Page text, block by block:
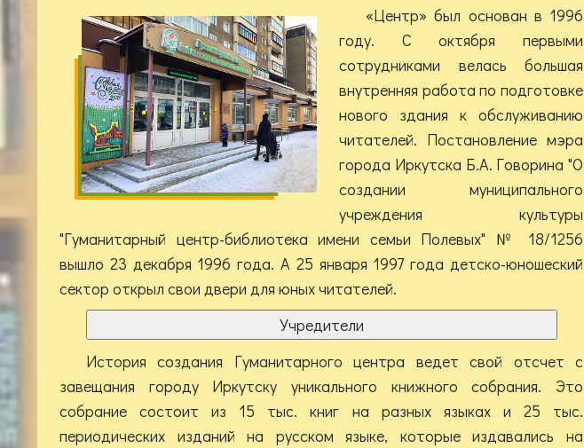
«Центр» был основан в 1996
году. С октября первыми
сотрудниками велась большая
внутренняя работа по подготовке
нового здания к обслуживанию
читателей. Постановление мэра
города Иркутска Б.А. Говорина "О
создании муниципального
учреждения культуры
"Гуманитарный центр-библиотека имени семьи Полевых" № 18/1256
вышло 23 декабря 1996 года. А 25 января 1997 года детско-юношеский
сектор открыл свои двери для юных читателей.
Учредители
История создания Гуманитарного центра ведет свой отсчет с
завещания городу Иркутску уникального книжного собрания. Это
собрание состоит из 15 тыс. книг на разных языках и 25 тыс.
периодических изданий на русском языке, которые издавались на